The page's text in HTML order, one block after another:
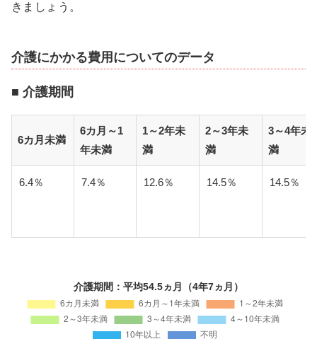
きましょう。
介護にかかる費用についてのデータ
■ 介護期間
6カ月未満
6カ月～1
年未満
1～2年未
満
2～3年未
満
3～4年未
満
6.4％ 7.4％ 12.6％ 14.5％ 14.5％
介護期間：平均54.5ヵ月（4年7ヵ月）